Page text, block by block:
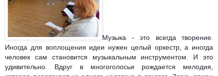
Музыка - это всегда творение.
Иногда для воплощения идеи нужен целый оркестр, а иногда
человек сам становится музыкальным инструментом. И это
удивительно. Вдруг в многоголосьи рождается мелодия,